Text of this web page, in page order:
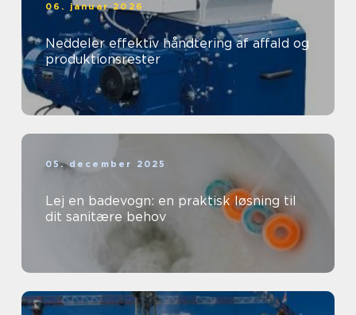
06. januar 2026
Neddeler effektiv håndtering af affald og
produktionsrester
05. december 2025
Lej en badevogn: en praktisk løsning til
dit sanitære behov